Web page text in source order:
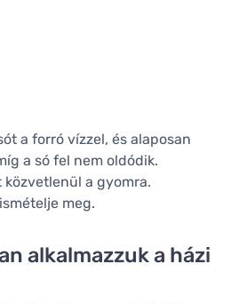
a forró vízzel, és alaposan
a só fel nem oldódik.
közvetlenül a gyomra.
meg.
alkalmazzuk a házi